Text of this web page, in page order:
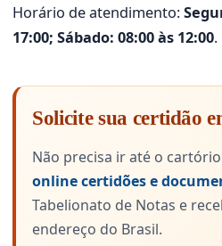
Horário de atendimento:
17:00; Sábado: 08:00 às 12:00.
Solicite sua certidão
Não precisa ir até o
online certidões e
Tabelionato de Notas e
endereço do Brasil.